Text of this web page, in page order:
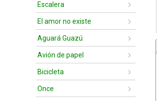
Escalera
El amor no existe
Aguará Guazú
Avión de papel
Bicicleta
Once